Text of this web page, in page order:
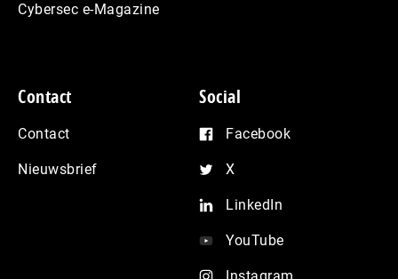
Cybersec e-Magazine
Contact
Contact
Nieuwsbrief
Social
Facebook
X
LinkedIn
YouTube